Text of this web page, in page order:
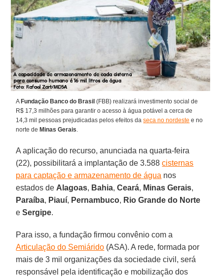
A Fundação Banco do Brasil (FBB) realizará investimento social de
R$ 17,3 milhões para garantir o acesso à água potável a cerca de
14,3 mil pessoas prejudicadas pelos efeitos daseca no nordeste e no
norte de Minas Gerais.
A aplicação do recurso, anunciada na quarta-feira
(22), possibilitará a implantação de 3.588cisternas
para captação e armazenamento de água nos
estados de Alagoas, Bahia,Ceará, Minas Gerais,
Paraíba, Piauí, Pernambuco, Rio Grande do Norte
eSergipe.
Para isso, a fundação firmou convênio com a
Articulação do Semiárido (ASA). A rede, formada por
mais de 3 mil organizações da sociedade civil, será
responsável pela identificação e mobilização dos